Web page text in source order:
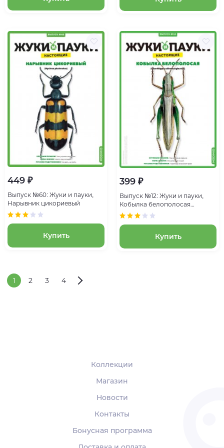
449 ₽
Выпуск №60: Жуки и пауки,
Нарывник цикориевый
Купить
399 ₽
Выпуск №12: Жуки и пауки,
Кобылка белополосая
Кобылка белополосая
Купить
1 2 3 4
Коллекции
Магазин
Новости
Контакты
Бонусная программа